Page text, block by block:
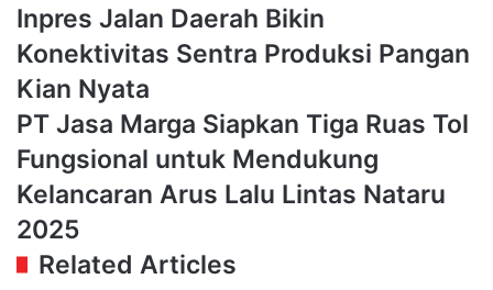
Inpres
Jalan
Daerah
Bikin
Konektivitas
Sentra
Produksi
Pangan
Kian
Nyata
Inpres Jalan Daerah Bikin
Konektivitas Sentra Produksi Pangan
Kian Nyata
PT
Marga
Siapkan
Tiga
Ruas
Tol
Fungsional
PT Jasa Marga Siapkan Tiga Ruas Tol
Fungsional untuk Mendukung
Kelancaran Arus Lalu Lintas Nataru
2025
Related Articles